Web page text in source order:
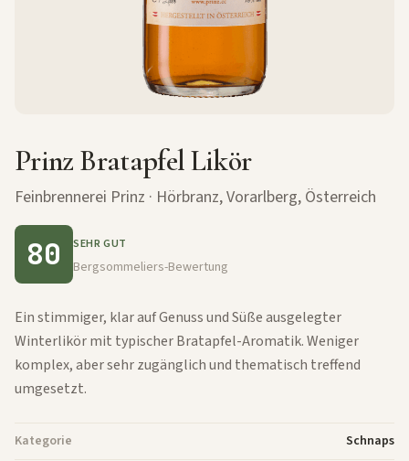
Prinz Bratapfel Likör
Feinbrennerei Prinz · Hörbranz, Vorarlberg, Österreich
80 SEHR GUT
Bergsommeliers-Bewertung
Ein stimmiger, klar auf Genuss und Süße ausgelegter
Winterlikör mit typischer Bratapfel-Aromatik. Weniger
komplex, aber sehr zugänglich und thematisch treffend
umgesetzt.
Kategorie
Schnaps